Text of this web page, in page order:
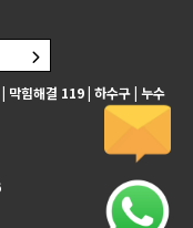
막힘해결 119 | 하수구 | 누수